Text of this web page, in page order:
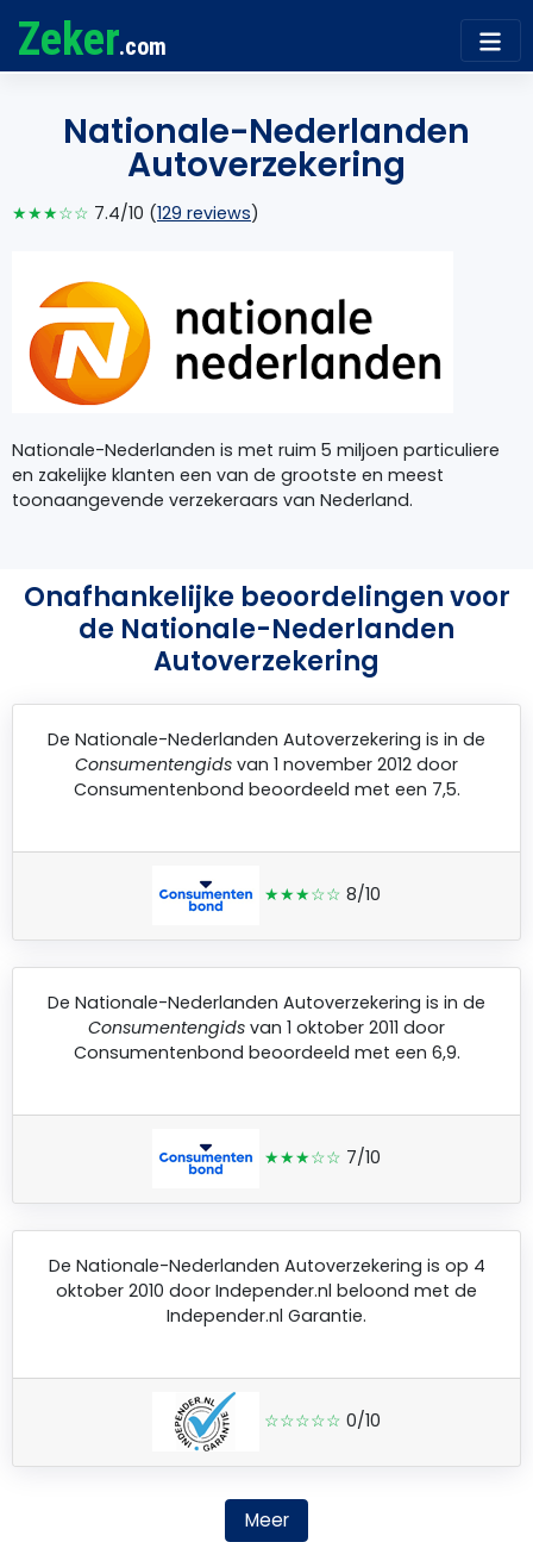
Zeker.com
Nationale-Nederlanden
Autoverzekering
★★★☆☆ 7.4/10 (129 reviews)
Nationale-Nederlanden is met ruim 5 miljoen particuliere
en zakelijke klanten een van de grootste en meest
toonaangevende verzekeraars van Nederland.
Onafhankelijke beoordelingen voor
de Nationale-Nederlanden
Autoverzekering
De Nationale-Nederlanden Autoverzekering is in de
Consumentengids van 1 november 2012 door
Consumentenbond beoordeeld met een 7,5.
★★★☆☆ 8/10
De Nationale-Nederlanden Autoverzekering is in de
Consumentengids van 1 oktober 2011 door
Consumentenbond beoordeeld met een 6,9.
★★★☆☆ 7/10
De Nationale-Nederlanden Autoverzekering is op 4
oktober 2010 door Independer.nl beloond met de
Independer.nl Garantie.
☆☆☆☆☆ 0/10
Meer